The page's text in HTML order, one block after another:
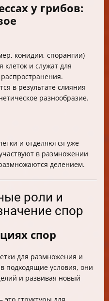
у грибов:
конидии, спорангии)
и служат для
в результате слияния
разнообразие.
и отделяются уже
в размножении
делением.
роли и
спор
спор
для размножения и
подходящие условия, они
и развивая новый
это структуры для